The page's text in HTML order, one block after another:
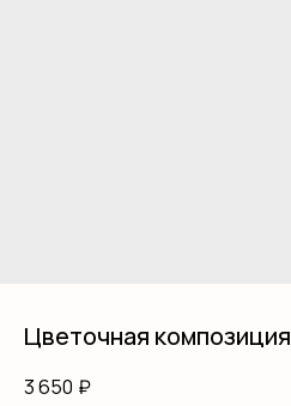
Цветочная композиция
3 650 ₽